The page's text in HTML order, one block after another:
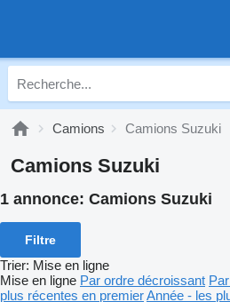
Camions Camions Suzuki
Camions Suzuki
1 annonce: Camions Suzuki
Filtre
Trier: Mise en ligne
Mise en ligne Par ordre décroissant
plus récentes en premierAnnée - les